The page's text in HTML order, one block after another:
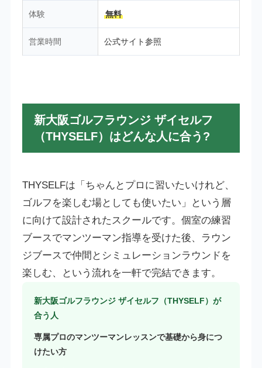
体験 無料
営業時間 公式サイト参照
新大阪ゴルフラウンジ ザイセルフ
（THYSELF）はどんな人に合う?
THYSELFは「ちゃんとプロに習いたいけれど、
ゴルフを楽しむ場としても使いたい」という層
に向けて設計されたスクールです。個室の練習
ブースでマンツーマン指導を受けた後、ラウン
ジブースで仲間とシミュレーションラウンドを
楽しむ、という流れを一軒で完結できます。
新大阪ゴルフラウンジ ザイセルフ（THYSELF）が
合う人
専属プロのマンツーマンレッスンで基礎から身につ
けたい方